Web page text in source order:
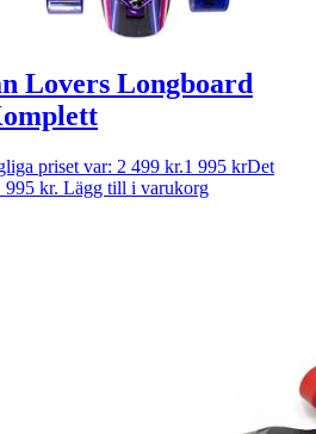
Lovers Longboard
priset var: 2 499 kr.1 995 krDet
995 kr. Lägg till i varukorg